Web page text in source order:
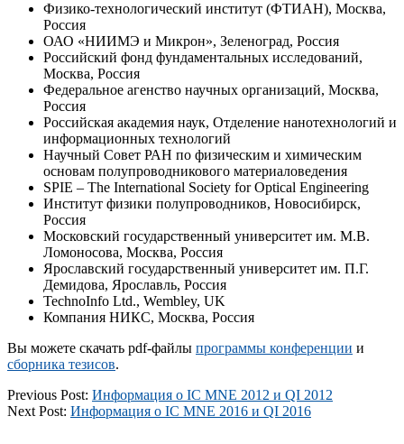
Физико-технологический институт (ФТИАН), Москва,
Россия
ОАО «НИИМЭ и Микрон», Зеленоград, Россия
Российский фонд фундаментальных исследований,
Москва, Россия
Федеральное агенство научных организаций, Москва,
Россия
Российская академия наук, Oтделение нанотехнологий и
информационных технологий
Научный Совет РАН по физическим и химическим
основам полупроводникового материаловедения
SPIE – The International Society for Optical Engineering
Институт физики полупроводников, Новосибирск,
Россия
Московский государственный университет им. М.В.
Ломоносова, Москва, Россия
Ярославский государственный университет им. П.Г.
Демидова, Ярославль, Россия
TechnoInfo Ltd., Wembley, UK
Компания НИКС, Москва, Россия
Вы можете скачать pdf-файлы программы конференции и
сборника тезисов.
2023-
04-
Previous Post: Информация о IC MNE 2012 и QI 2012
Next Post: Информация о IC MNE 2016 и QI 2016